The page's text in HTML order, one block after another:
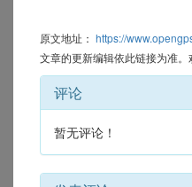
原文地址： https://
文章的更新编辑依此链接为准。
评论
暂无评论！